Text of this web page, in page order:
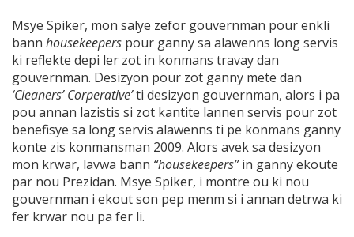
Msye Spiker, mon salye zefor gouvernman pour enkli
bann housekeepers pour ganny sa alawenns long servis
ki reflekte depi ler zot in konmans travay dan
gouvernman. Desizyon pour zot ganny mete dan
‘Cleaners’ Corperative’ti desizyon gouvernman, alors i pa
pou annan lazistis si zot kantite lannen servis pour zot
benefisye sa long servis alawenns ti pe konmans ganny
konte zis konmansman 2009. Alors avek sa desizyon
mon krwar, lavwa bann “housekeepers”in ganny ekoute
par nou Prezidan. Msye Spiker, i montre ou ki nou
gouvernman i ekout son pep menm si i annan detrwa ki
fer krwar nou pa fer li.